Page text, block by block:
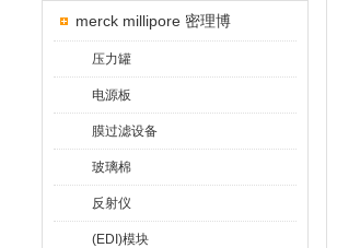
merck millipore 密理博
压力罐
电源板
膜过滤设备
玻璃棉
反射仪
(EDI)模块